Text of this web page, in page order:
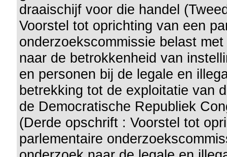
draaischijf voor die handel
Voorstel tot oprichting van een
onderzoekscommissie belast
naar de betrokkenheid van
en personen bij de legale en
betrekking tot de exploitatie van
de Democratische Republiek
(Derde opschrift : Voorstel tot
parlementaire